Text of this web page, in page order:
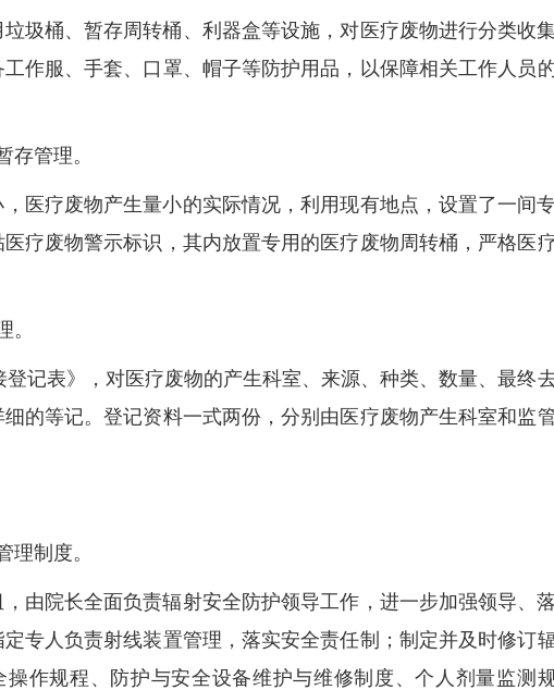
圾桶、暂存周转桶、利器盒等设施，对医疗废物进行分类收
作服、手套、口罩、帽子等防护用品，以保障相关工作人员
存管理。
医疗废物产生量小的实际情况，利用现有地点，设置了一间
疗废物警示标识，其内放置专用的医疗废物周转桶，严格医
。
记表》，对医疗废物的产生科室、来源、种类、数量、最终
的等记。登记资料一式两份，分别由医疗废物产生科室和监
理制度。
由院长全面负责辐射安全防护领导工作，进一步加强领导、落
专人负责射线装置管理，落实安全责任制；制定并及时修订
作规程、防护与安全设备维护与维修制度、个人剂量监测